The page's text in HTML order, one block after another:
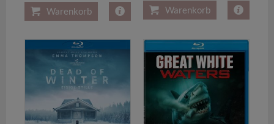
Warenkorb
Warenkorb